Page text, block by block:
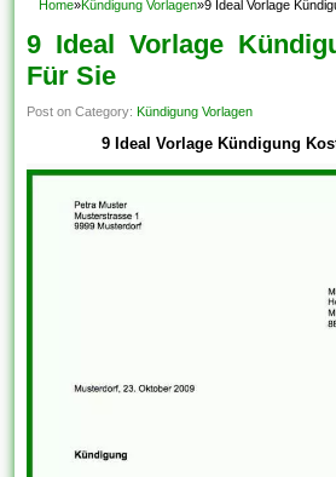
Home»Kündigung Vorlagen»9 Ideal Vorlage
9 Ideal Vorlage
Für Sie
Post on Category:Kündigung Vorlagen
9 Ideal Vorlage Kündigung